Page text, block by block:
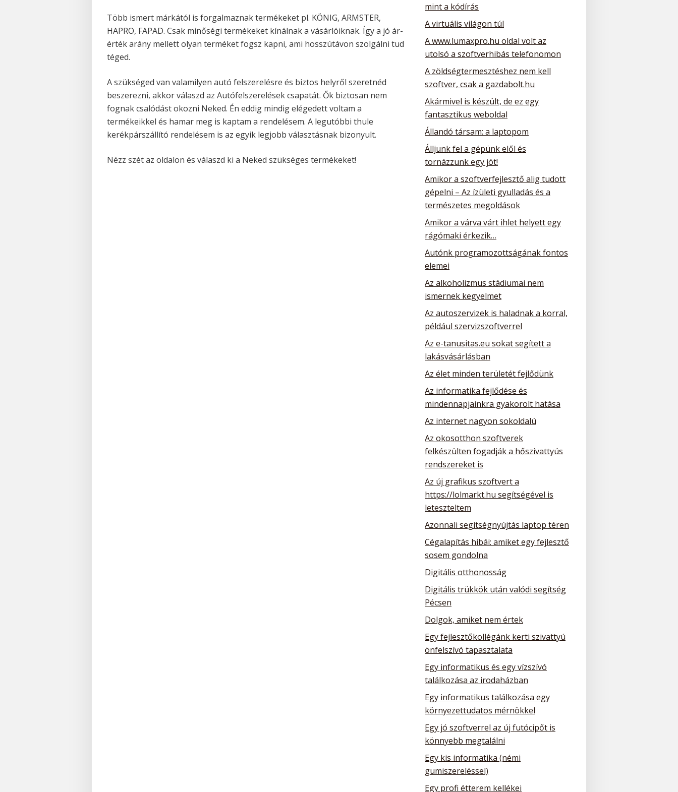
Több ismert márkától is forgalmaznak termékeket pl. KÖNIG, ARMSTER,
HAPRO, FAPAD. Csak minőségi termékeket kínálnak a vásárlóiknak. Így a jó ár-
érték arány mellett olyan terméket fogsz kapni, ami hosszútávon szolgálni tud
téged.
A szükséged van valamilyen autó felszerelésre és biztos helyről szeretnéd
beszerezni, akkor válaszd az Autófelszerelések csapatát. Ők biztosan nem
fognak csalódást okozni Neked. Én eddig mindig elégedett voltam a
termékeikkel és hamar meg is kaptam a rendelésem. A legutóbbi thule
kerékpárszállító rendelésem is az egyik legjobb választásnak bizonyult.
Nézz szét az oldalon és válaszd ki a Neked szükséges termékeket!
mint a kódírás
A virtuális világon túl
A www.lumaxpro.hu oldal volt az
utolsó a szoftverhibás telefonomon
A zöldségtermesztéshez nem kell
szoftver, csak a gazdabolt.hu
Akármivel is készült, de ez egy
fantasztikus weboldal
Állandó társam: a laptopom
Álljunk fel a gépünk elől és
tornázzunk egy jót!
Amikor a szoftverfejlesztő alig tudott
gépelni – Az ízületi gyulladás és a
természetes megoldások
Amikor a várva várt ihlet helyett egy
rágómaki érkezik…
Autónk programozottságának fontos
elemei
Az alkoholizmus stádiumai nem
ismernek kegyelmet
Az autoszervizek is haladnak a korral,
például szervizszoftverrel
Az e-tanusitas.eu sokat segített a
lakásvásárlásban
Az élet minden területét fejlődünk
Az informatika fejlődése és
mindennapjainkra gyakorolt hatása
Az internet nagyon sokoldalú
Az okosotthon szoftverek
felkészülten fogadják a hőszivattyús
rendszereket is
Az új grafikus szoftvert a
https://lolmarkt.hu segítségével is
leteszteltem
Azonnali segítségnyújtás laptop téren
Cégalapítás hibái: amiket egy fejlesztő
sosem gondolna
Digitális otthonosság
Digitális trükkök után valódi segítség
Pécsen
Dolgok, amiket nem értek
Egy fejlesztőkollégánk kerti szivattyú
önfelszívó tapasztalata
Egy informatikus és egy vízszívó
találkozása az irodaházban
Egy informatikus találkozása egy
környezettudatos mérnökkel
Egy jó szoftverrel az új futócipőt is
könnyebb megtalálni
Egy kis informatika (némi
gumiszereléssel)
Egy profi étterem kellékei